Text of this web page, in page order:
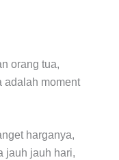
orang tua,
adalah moment
harganya,
jauh jauh hari,